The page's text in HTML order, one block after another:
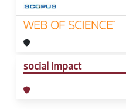
social impact